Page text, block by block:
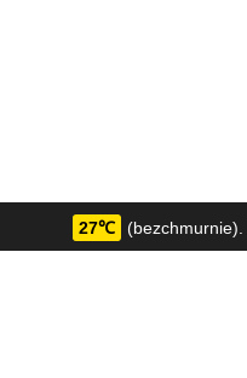
27℃ (bezchmurnie).